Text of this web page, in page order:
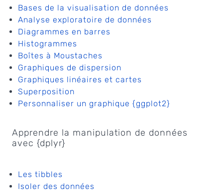
Bases de la visualisation de données
Analyse exploratoire de données
Diagrammes en barres
Histogrammes
Boîtes à Moustaches
Graphiques de dispersion
Graphiques linéaires et cartes
Superposition
Personnaliser un graphique {ggplot2}
Apprendre la manipulation de données
avec {dplyr}
Les tibbles
Isoler des données